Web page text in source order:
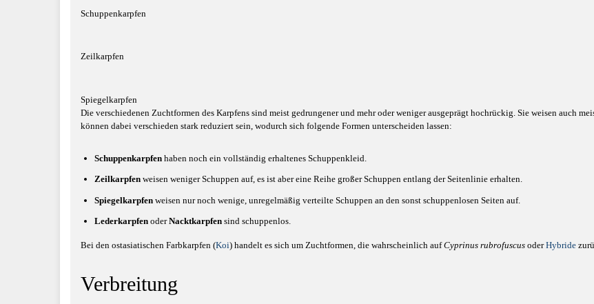
Schuppenkarpfen
Zeilkarpfen
Spiegelkarpfen
Die verschiedenen Zuchtformen des Karpfens sind meist gedrungener und mehr oder weniger ausgeprägt hochrückig. Sie weisen auch
können dabei verschieden stark reduziert sein, wodurch sich folgende Formen unterscheiden lassen:
Schuppenkarpfenhaben noch ein vollständig erhaltenes Schuppenkleid.
Zeilkarpfenweisen weniger Schuppen auf, es ist aber eine Reihe großer Schuppen entlang der Seitenlinie erhalten.
Spiegelkarpfenweisen nur noch wenige, unregelmäßig verteilte Schuppen an den sonst schuppenlosen Seiten auf.
LederkarpfenoderNacktkarpfensind schuppenlos.
Bei den ostasiatischen Farbkarpfen (Koi) handelt es sich um Zuchtformen, die wahrscheinlich aufCyprinus rubrofuscus oderHybride
Verbreitung